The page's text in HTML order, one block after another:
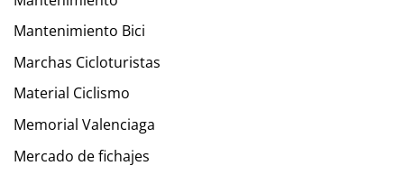
Mantenimiento Bici
Marchas Cicloturistas
Material Ciclismo
Memorial Valenciaga
Mercado de fichajes